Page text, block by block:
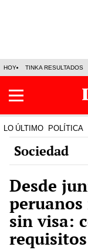
HOY TINKA RESULTADOS
LO ÚLTIMO POLÍTICA
Sociedad
Desde
sin visa: